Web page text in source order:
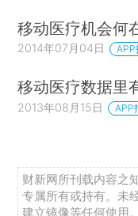
移动医疗机会何
2014年07月04日 APP
移动医疗数据里
2013年08月15日 APP
财新网所刊载内容之
专属所有或持有。未
建立镜像等任何使用。